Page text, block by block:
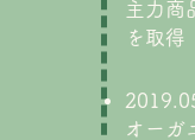
主力商
を取得
オーガ